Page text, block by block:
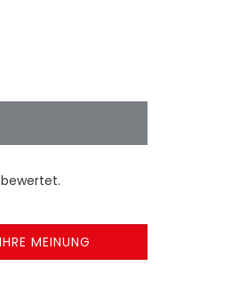
IHRE MEINUNG